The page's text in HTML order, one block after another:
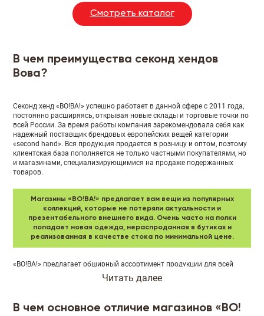
Смотреть каталог
В чем преимущества секонд хендов
Вова?
Секонд хенд «ВО!ВА!» успешно работает в данной сфере с 2011 года,
постоянно расширяясь, открывая новые склады и торговые точки по
всей России. За время работы компания зарекомендовала себя как
надежный поставщик брендовых европейских вещей категории
«second hand». Вся продукция продается в розницу и оптом, поэтому
клиентская база пополняется не только частными покупателями, но
и магазинами, специализирующимися на продаже подержанных
товаров.
Магазины «ВО!ВА!» предлагает вам вещи из популярных
коллекций, которые не потеряли актуальности и
презентабельного внешнего вида. Очень часто на полки
попадает новая одежда, нераспроданная в бутиках и
реализованная в качестве стока по минимальной цене.
«ВО!ВА!» предлагает обширный ассортимент продукции для всей
семьи: женскую, мужскую, детскую одежду, домашний текстиль,
нижнее белье, обувь, игрушки, постельное белье, куртки, пальто,
действуют низкие цены, а ежедневные скидки по будням делают
каждую покупку еще более приятной и выгодной. Благодаря этому
Читать далее
В чем основное отличие магазинов «ВО!